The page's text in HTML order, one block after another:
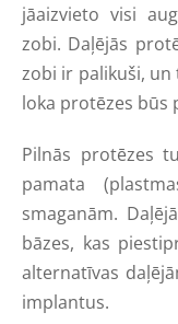
jāaizvieto visi
zobi. Daļējās
zobi ir palikuši, un
loka protēzes būs
Pilnās protēzes
pamata
smaganām.
bāzes, kas
alternatīvas
implantus.